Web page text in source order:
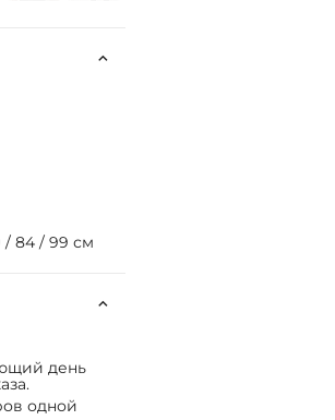
/ 84 / 99 см
день
одной